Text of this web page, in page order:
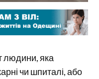
людини, яка
чи шпиталі, або